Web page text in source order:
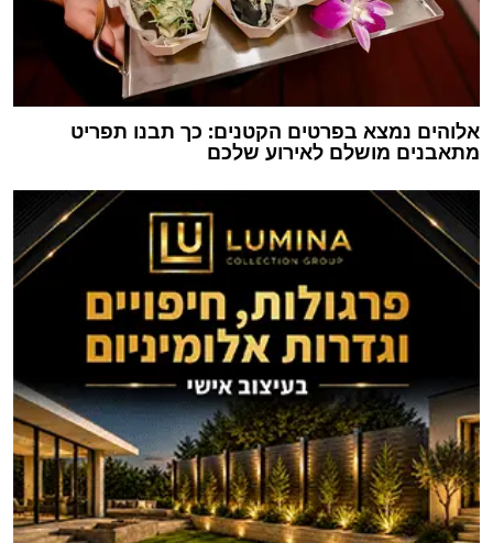
אלוהים נמצא בפרטים הקטנים: כך תבנו תפריט
מתאבנים מושלם לאירוע שלכם